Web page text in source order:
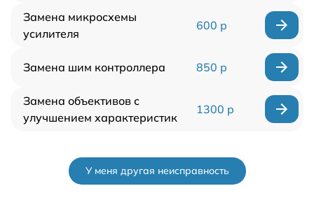
Замена микросхемы
усилителя
600 р
Замена шим контроллера 850 р
Замена объективов с
улучшением характеристик
1300 р
У меня другая неисправность